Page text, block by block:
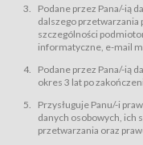
świadczy Usługi drogą
2002 r. o świadczeniu
1204, z późń. zm.).
usługę
zamieszczanych w
usługę
usługę newsletter,
usługę zawierania
usługę zawierania
Podane przez Pana/-ią
dalszego przetwarzania
szczególności
informatyczne, e-mail
Podane przez Pana/-ią
okres 3 lat po
Przysługuje Panu/-i
danych osobowych, ich
przetwarzania oraz